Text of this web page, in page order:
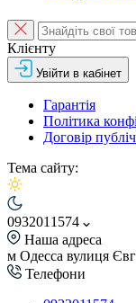
Клієнту
Увійти в кабінет
Гарантія
Політика
Договір
Тема сайту:
0932011574
Наша адреса
м Одесса вулиця
Телефони